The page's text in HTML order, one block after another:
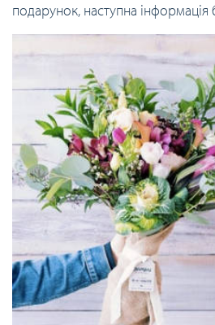
подарунок, наступна